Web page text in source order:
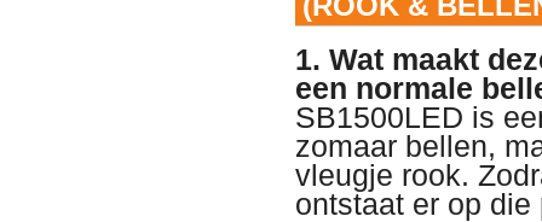
1. Wat maakt
een normale
SB1500LED is
zomaar bellen,
vleugje rook.
ontstaat er op